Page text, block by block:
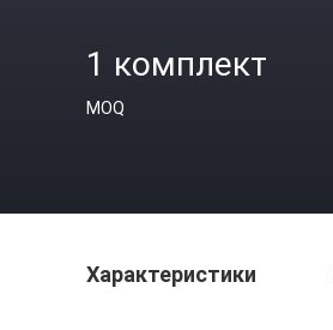
1 комплект
MOQ
Характеристики